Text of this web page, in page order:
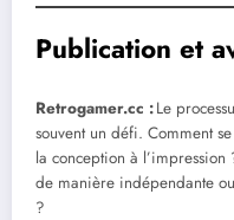
Publication et
Retrogamer.cc :Le
souvent un défi. Comment
la conception à l’impression
de manière indépendante
?